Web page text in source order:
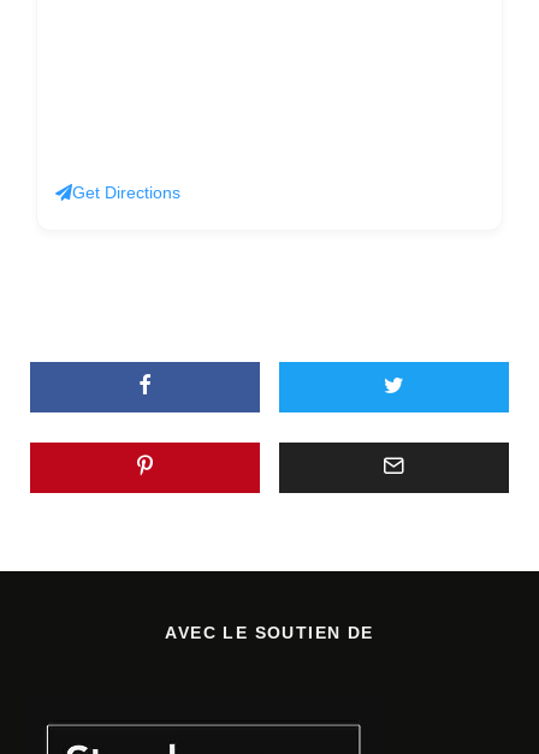
Get Directions
AVEC LE SOUTIEN DE